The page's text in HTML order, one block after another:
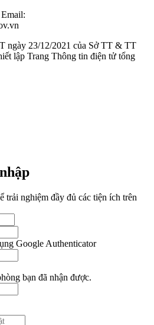
ngày 23/12/2021 của Sở TT & TT
lập Trang Thông tin điện tử tổng
trải nghiệm đầy đủ các tiện ích trên
Google Authenticator
bạn đã nhận được.